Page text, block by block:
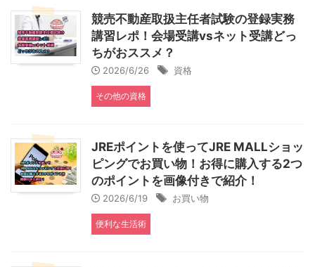
競売不動産取扱主任者試験の登録実務
講習レポ！会場受講vsネット受講どっ
ちがおススメ？
2026/6/26 資格
その他の資格
JREポイントを使ってJRE MALLショッ
ピングでお買い物！お得に購入する2つ
のポイントを画像付きで紹介！
2026/6/19 お買い物
便利な生活術